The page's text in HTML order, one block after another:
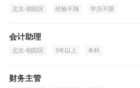
北京-朝阳区 经验不限 学历不限
会计助理
北京-朝阳区 3年以上 本科
财务主管